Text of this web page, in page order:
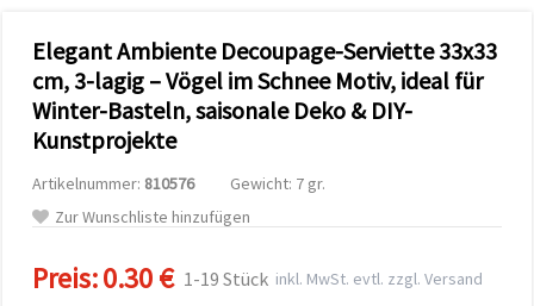
unserer
Partner für
Analyse
und
Marketing.
Sie können
Cookies
akzeptieren,
ablehnen
Auswahl in
Elegant Ambiente Decoupage-Serviette 33x33
cm, 3-lagig – Vögel im Schnee Motiv, ideal für
Winter-Basteln, saisonale Deko & DIY-
Kunstprojekte
Artikelnummer: 810576
Gewicht: 7 gr.
Zur Wunschliste hinzufügen
Preis:0.30 € 1-19 Stück inkl. MwSt. evtl. zzgl. Versand